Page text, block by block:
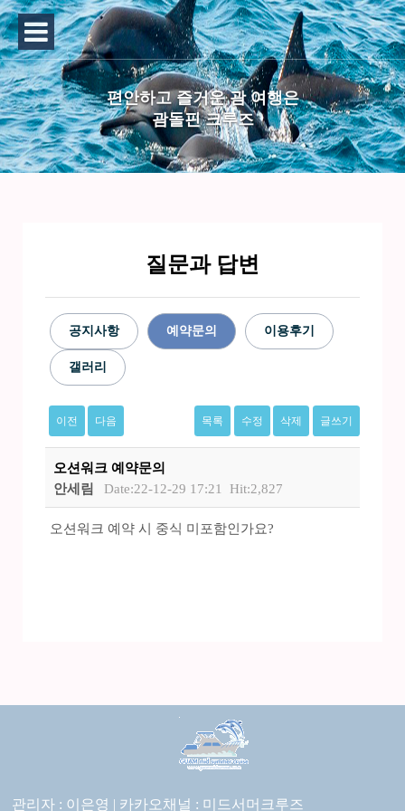
편안하고 즐거운 괌 여행은
괌돌핀 크루즈
질문과 답변
공지사항 예약문의 이용후기
갤러리
이전 다음 목록 수정 삭제 글쓰기
오션워크 예약문의
안세림
Date:22-12-29 17:21 Hit:2,827
오션워크 예약 시 중식 미포함인가요?
관리자 : 이은영 | 카카오채널 : 미드서머크루즈